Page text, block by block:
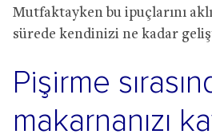
Mutfaktayken bu ipuçlarını
sürede kendinizi ne kadar
Pişirme
makarnanızı